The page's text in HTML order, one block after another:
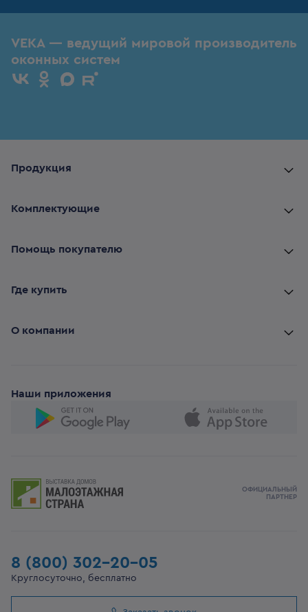
VEKA — ведущий мировой производитель
оконных систем
Продукция
Комплектующие
Помощь покупателю
Где купить
О компании
Наши приложения
8 (800) 302-20-05
Круглосуточно, бесплатно
ОФИЦИАЛЬНЫЙ
ПАРТНЕР